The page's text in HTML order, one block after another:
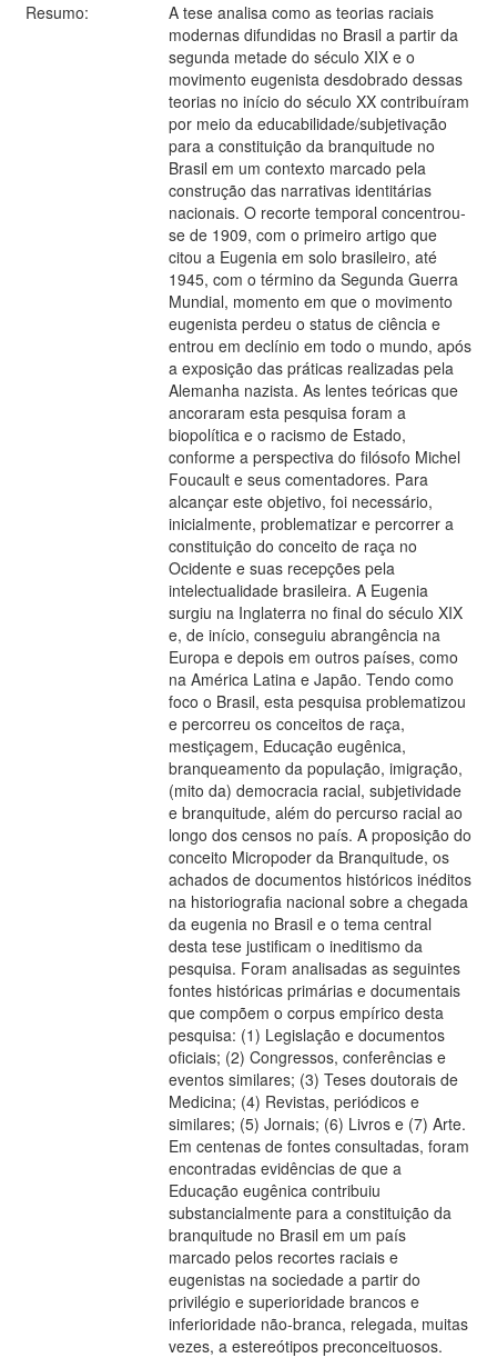
Resumo:
A tese analisa como as teorias raciais
modernas difundidas no Brasil a partir da
segunda metade do século XIX e o
movimento eugenista desdobrado dessas
teorias no início do século XX contribuíram
por meio da educabilidade/subjetivação
para a constituição da branquitude no
Brasil em um contexto marcado pela
construção das narrativas identitárias
nacionais. O recorte temporal concentrou-
se de 1909, com o primeiro artigo que
citou a Eugenia em solo brasileiro, até
1945, com o término da Segunda Guerra
Mundial, momento em que o movimento
eugenista perdeu o status de ciência e
entrou em declínio em todo o mundo, após
a exposição das práticas realizadas pela
Alemanha nazista. As lentes teóricas que
ancoraram esta pesquisa foram a
biopolítica e o racismo de Estado,
conforme a perspectiva do filósofo Michel
Foucault e seus comentadores. Para
alcançar este objetivo, foi necessário,
inicialmente, problematizar e percorrer a
constituição do conceito de raça no
Ocidente e suas recepções pela
intelectualidade brasileira. A Eugenia
surgiu na Inglaterra no final do século XIX
e, de início, conseguiu abrangência na
Europa e depois em outros países, como
na América Latina e Japão. Tendo como
foco o Brasil, esta pesquisa problematizou
e percorreu os conceitos de raça,
mestiçagem, Educação eugênica,
branqueamento da população, imigração,
(mito da) democracia racial, subjetividade
e branquitude, além do percurso racial ao
longo dos censos no país. A proposição do
conceito Micropoder da Branquitude, os
achados de documentos históricos inéditos
na historiografia nacional sobre a chegada
da eugenia no Brasil e o tema central
desta tese justificam o ineditismo da
pesquisa. Foram analisadas as seguintes
fontes históricas primárias e documentais
que compõem o corpus empírico desta
pesquisa: (1) Legislação e documentos
oficiais; (2) Congressos, conferências e
eventos similares; (3) Teses doutorais de
Medicina; (4) Revistas, periódicos e
similares; (5) Jornais; (6) Livros e (7) Arte.
Em centenas de fontes consultadas, foram
encontradas evidências de que a
Educação eugênica contribuiu
substancialmente para a constituição da
branquitude no Brasil em um país
marcado pelos recortes raciais e
eugenistas na sociedade a partir do
privilégio e superioridade brancos e
inferioridade não-branca, relegada, muitas
vezes, a estereótipos preconceituosos.